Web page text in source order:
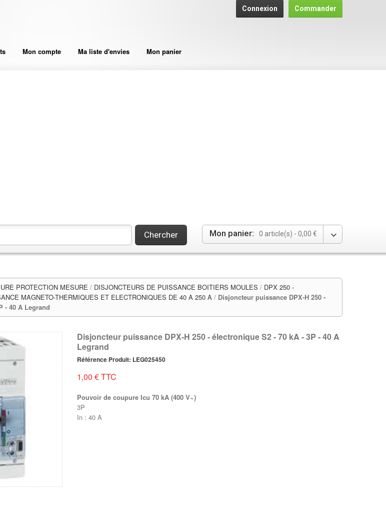
Connexion Commander
Mon compte Ma liste d'envies Mon panier
Mon panier: 0 article(s) - 0,00 €
Chercher
PROTECTION MESURE / DISJONCTEURS DE PUISSANCE BOITIERS MOULES / DPX 250 -
MAGNETO-THERMIQUES ET ELECTRONIQUES DE 40 A 250 A / Disjoncteur puissance DPX-H 250 -
- 40 A Legrand
Disjoncteur puissance DPX-H 250 - électronique S2 - 70 kA - 3P - 40 A
Legrand
Référence Produit: LEG025450
1,00 € TTC
Pouvoir de coupure Icu 70 kA (400 V~)
3P
In : 40 A